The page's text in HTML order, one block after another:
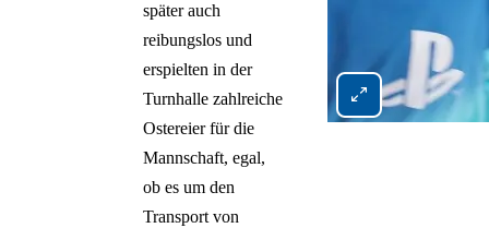
später auch
reibungslos und
erspielten in der
Turnhalle zahlreiche
Ostereier für die
Mannschaft, egal,
ob es um den
Transport von
Bild 2 von 2